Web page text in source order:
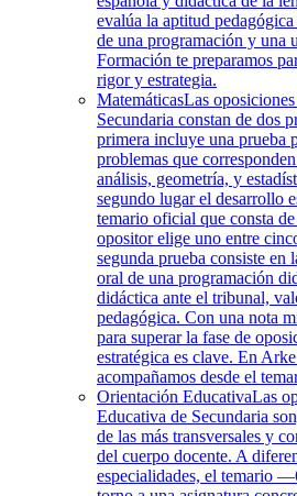
evalúa la aptitud
de una programación y una
Formación te preparamos
rigor y estrategia.
MatemáticasLas
Secundaria constan de dos
primera incluye una prueba
problemas que
análisis, geometría, y
segundo lugar el desarrollo
temario oficial que consta
opositor elige uno entre
segunda prueba consiste en
oral de una programación
didáctica ante el tribunal,
pedagógica. Con una nota
para superar la fase de
estratégica es clave. En
acompañamos desde el
Orientación EducativaLas
Educativa de Secundaria
de las más transversales y
del cuerpo docente. A
especialidades, el temario